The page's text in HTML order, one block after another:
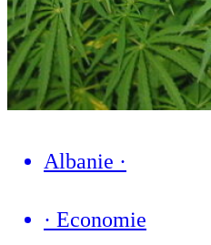
Albanie ·
· Economie